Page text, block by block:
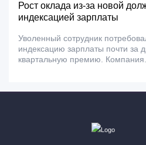
Рост оклада из-за новой
индексацией зарплаты
Уволенный сотрудник
индексацию зарплаты почти за
квартальную премию. Компания...